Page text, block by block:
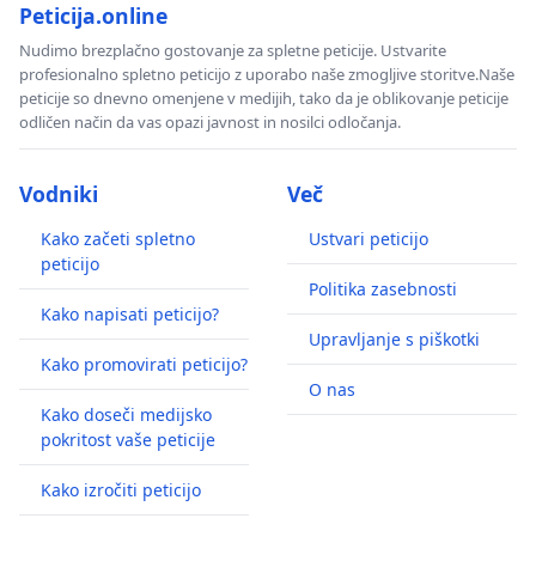
Peticija.online
Nudimo brezplačno gostovanje za spletne peticije. Ustvarite
profesionalno spletno peticijo z uporabo naše zmogljive storitve.Naše
peticije so dnevno omenjene v medijih, tako da je oblikovanje peticije
odličen način da vas opazi javnost in nosilci odločanja.
Vodniki
Kako začeti spletno
peticijo
Kako napisati peticijo?
Kako promovirati peticijo?
Kako doseči medijsko
pokritost vaše peticije
Kako izročiti peticijo
Več
Ustvari peticijo
Politika zasebnosti
Upravljanje s piškotki
O nas